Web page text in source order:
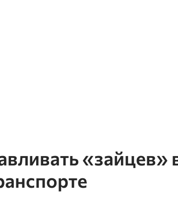
«зайцев»